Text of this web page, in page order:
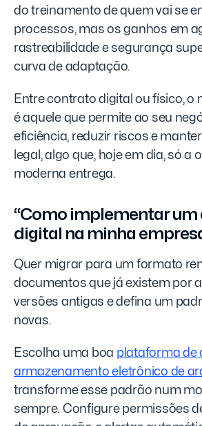
do treinamento de quem vai se
processos, mas os ganhos em
rastreabilidade e segurança
curva de adaptação.
Entre contrato digital ou físico, o
é aquele que permite ao seu
eficiência, reduzir riscos e
legal, algo que, hoje em dia, só a
moderna entrega.
“Como implementar
digital na minha
Quer migrar para um formato
documentos que já existem por
versões antigas e defina um
novas.
Escolha uma boa plataforma de
armazenamento eletrônico de
transforme esse padrão num
sempre. Configure permissões